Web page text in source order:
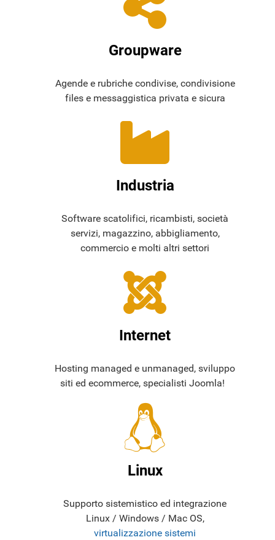
Groupware
Agende e rubriche condivise, condivisione
files e messaggistica privata e sicura
Industria
Software scatolifici, ricambisti, società
servizi, magazzino, abbigliamento,
commercio e molti altri settori
Internet
Hosting managed e unmanaged, sviluppo
siti ed ecommerce, specialisti Joomla!
Linux
Supporto sistemistico ed integrazione
Linux / Windows / Mac OS,
virtualizzazione sistemi